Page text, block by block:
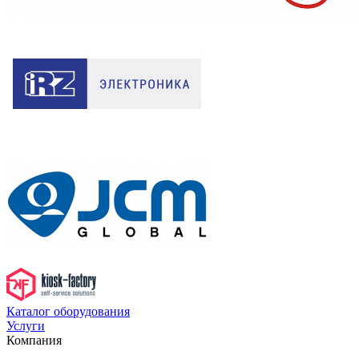
Каталог оборудования
Услуги
Компания